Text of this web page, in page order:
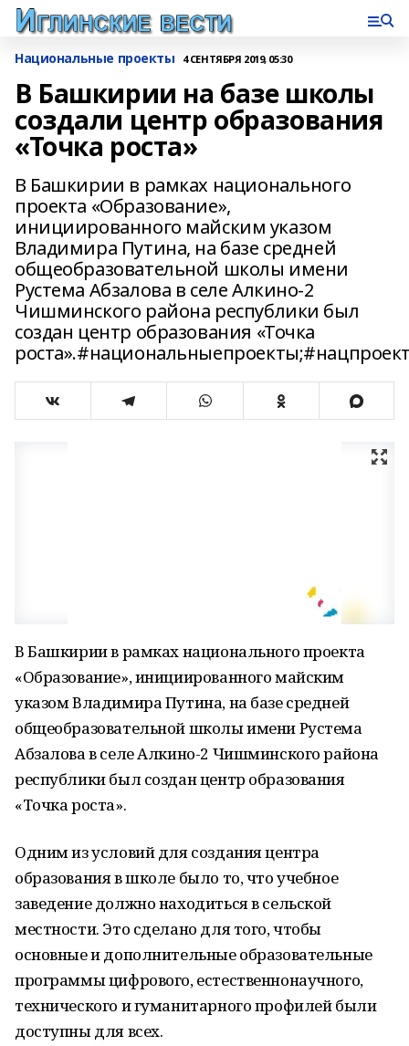
Национальные проекты 4 СЕНТЯБРЯ 2019, 05:30
В Башкирии на базе школы
создали центр образования
«Точка роста»
В Башкирии в рамках национального
проекта «Образование»,
инициированного майским указом
Владимира Путина, на базе средней
общеобразовательной школы имени
Рустема Абзалова в селе Алкино-2
Чишминского района республики был
создан центр образования «Точка
В Башкирии в рамках национального проекта
«Образование», инициированного майским
указом Владимира Путина, на базе средней
общеобразовательной школы имени Рустема
Абзалова в селе Алкино-2 Чишминского района
республики был создан центр образования
«Точка роста».
Одним из условий для создания центра
образования в школе было то, что учебное
заведение должно находиться в сельской
местности. Это сделано для того, чтобы
основные и дополнительные образовательные
программы цифрового, естественнонаучного,
технического и гуманитарного профилей были
доступны для всех.